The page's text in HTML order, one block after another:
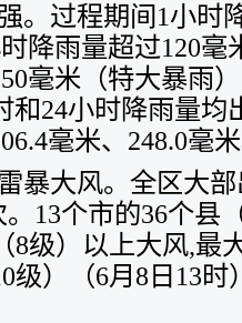
。过程期间1小时
降雨量超过120毫
毫米（特大暴雨
和24小时降雨量
毫米、248.0毫
暴大风。全区大
。13个市的36个县
8级）以上大风,最
级）（6月8日13